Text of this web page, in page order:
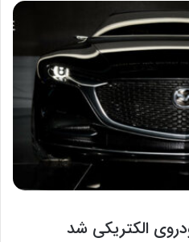
الکتریکی شد